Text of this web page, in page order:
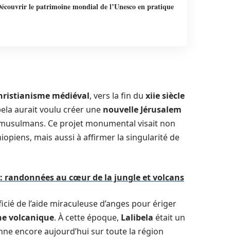
le patrimoine mondial de l’Unesco en pratique
médiéval, vers la fin du xiie siècle
aurait voulu créer une nouvelle Jérusalem
Ce projet monumental visait non
mais aussi à affirmer la singularité de
randonnées au cœur de la jungle et volcans
de l’aide miraculeuse d’anges pour ériger
volcanique. À cette époque, Lalibela était un
encore aujourd’hui sur toute la région